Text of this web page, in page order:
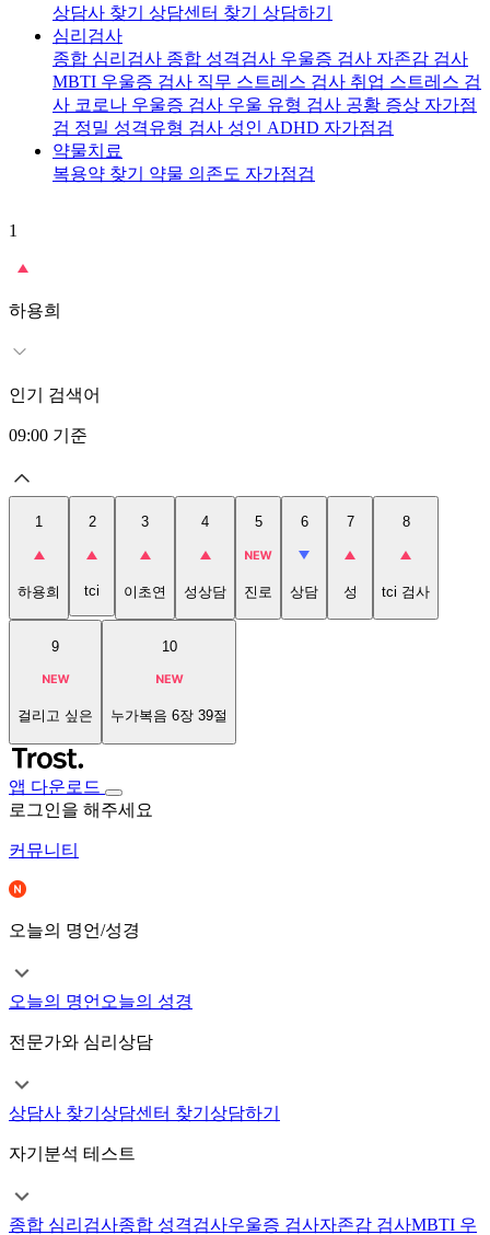
상담사 찾기 상담센터 찾기 상담하기
심리검사
종합 심리검사 종합 성격검사 우울증 검사 자존감 검사
MBTI 우울증 검사 직무 스트레스 검사 취업 스트레스 검
사 코로나 우울증 검사 우울 유형 검사 공황 증상 자가점
검 정밀 성격유형 검사 성인 ADHD 자가점검
약물치료
복용약 찾기 약물 의존도 자가점검
1
하용희
인기 검색어
09:00 기준
1
하용희
2
tci
3
이초연
4
성상담
5
진로
6
상담
7
성
8
tci 검사
9
걸리고 싶은
10
누가복음 6장 39절
앱 다운로드
로그인을 해주세요
커뮤니티
오늘의 명언/성경
오늘의 명언 오늘의 성경
전문가와 심리상담
상담사 찾기 상담센터 찾기 상담하기
자기분석 테스트
종합 심리검사종합 성격검사우울증 검사자존감 검사MBTI 우